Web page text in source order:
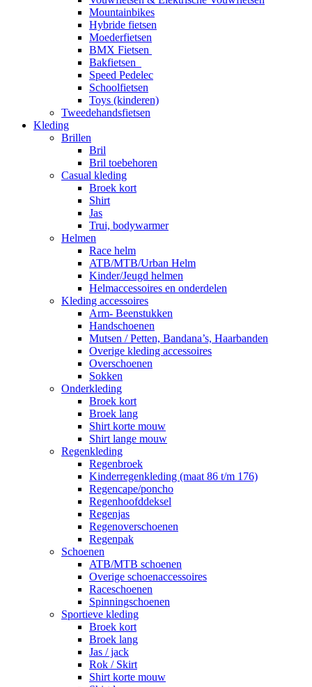
Mountainbikes
Hybride fietsen
Moederfietsen
BMX Fietsen
Bakfietsen
Speed Pedelec
Schoolfietsen
Toys (kinderen)
Tweedehandsfietsen
Kleding
Brillen
Bril
Bril toebehoren
Casual kleding
Broek kort
Shirt
Jas
Trui, bodywarmer
Helmen
Race helm
ATB/MTB/Urban Helm
Kinder/Jeugd helmen
Helmaccessoires en onderdelen
Kleding accessoires
Arm- Beenstukken
Handschoenen
Mutsen / Petten, Bandana’s, Haarbanden
Overige kleding accessoires
Overschoenen
Sokken
Onderkleding
Broek kort
Broek lang
Shirt korte mouw
Shirt lange mouw
Regenkleding
Regenbroek
Kinderregenkleding (maat 86 t/m 176)
Regencape/poncho
Regenhoofddeksel
Regenjas
Regenoverschoenen
Regenpak
Schoenen
ATB/MTB schoenen
Overige schoenaccessoires
Raceschoenen
Spinningschoenen
Sportieve kleding
Broek kort
Broek lang
Jas / jack
Rok / Skirt
Shirt korte mouw